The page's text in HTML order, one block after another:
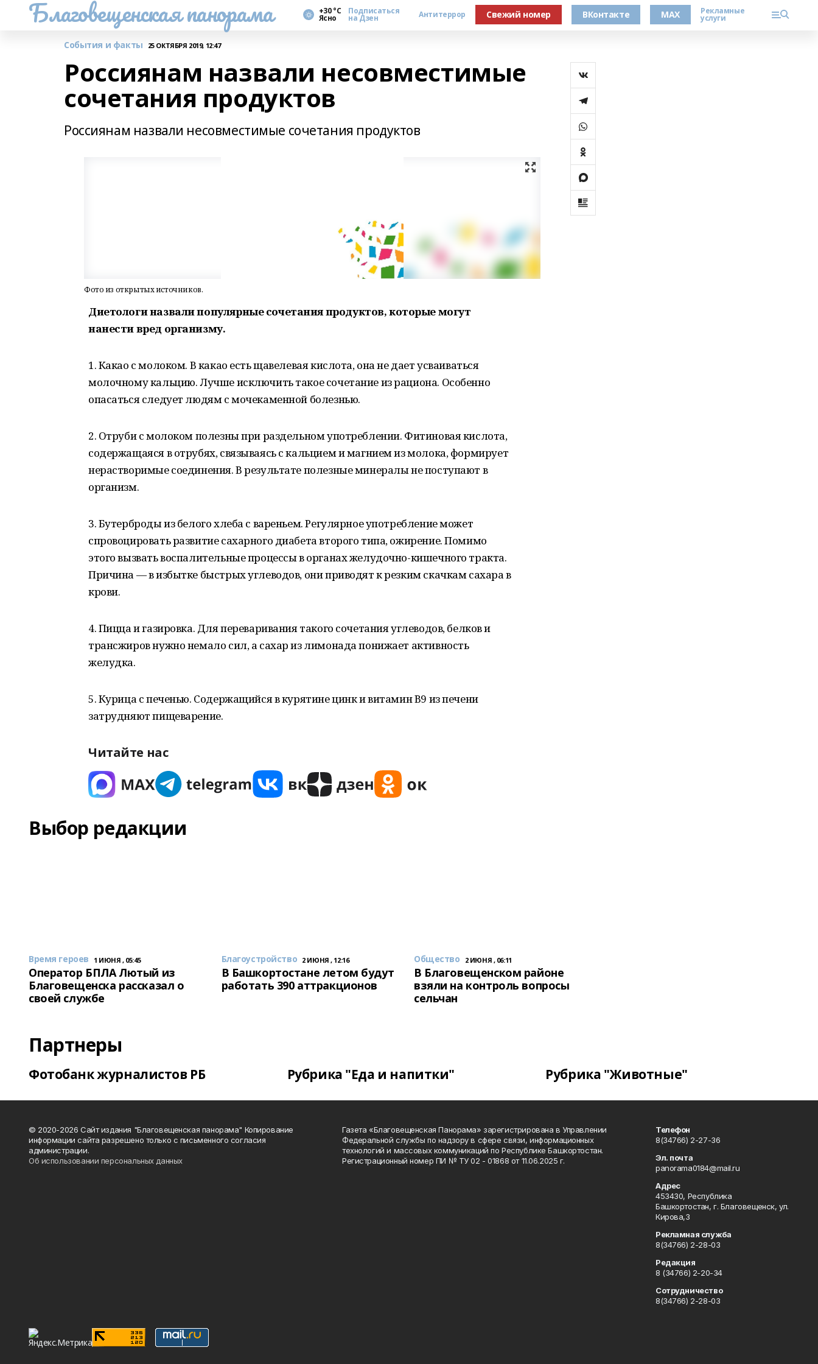
Благовещенская панорама +30 °С
Ясно
Подписаться
на Дзен Антитеррор Свежий номер ВКонтакте MAX Рекламные
услуги
События и факты 25 ОКТЯБРЯ 2019, 12:47
Россиянам назвали несовместимые
сочетания продуктов
Россиянам назвали несовместимые сочетания продуктов
Фото из открытых источников.
Диетологи назвали популярные сочетания продуктов, которые могут
нанести вред организму.
1. Какао с молоком. В какао есть щавелевая кислота, она не дает усваиваться
молочному кальцию. Лучше исключить такое сочетание из рациона. Особенно
опасаться следует людям с мочекаменной болезнью.
2. Отруби с молоком полезны при раздельном употреблении. Фитиновая кислота,
содержащаяся в отрубях, связываясь с кальцием и магнием из молока, формирует
нерастворимые соединения. В результате полезные минералы не поступают в
организм.
3. Бутерброды из белого хлеба с вареньем. Регулярное употребление может
спровоцировать развитие сахарного диабета второго типа, ожирение. Помимо
этого вызвать воспалительные процессы в органах желудочно-кишечного тракта.
Причина — в избытке быстрых углеводов, они приводят к резким скачкам сахара в
крови.
4. Пицца и газировка. Для переваривания такого сочетания углеводов, белков и
трансжиров нужно немало сил, а сахар из лимонада понижает активность
желудка.
5. Курица с печенью. Содержащийся в курятине цинк и витамин В9 из печени
затрудняют пищеварение.
Читайте нас
Выбор редакции
Время героев 1 ИЮНЯ , 05:45
Оператор БПЛА Лютый из
Благовещенска рассказал о
своей службе
Благоустройство 2 ИЮНЯ , 12:16
В Башкортостане летом будут
работать 390 аттракционов
Общество 2 ИЮНЯ , 06:11
В Благовещенском районе
взяли на контроль вопросы
сельчан
Партнеры
Фотобанк журналистов РБ Рубрика "Еда и напитки" Рубрика "Животные"
© 2020-2026 Сайт издания "Благовещенская панорама" Копирование
информации сайта разрешено только с письменного согласия
администрации.
Об использовании персональных данных
Газета «Благовещенская Панорама» зарегистрирована в Управлении
Федеральной службы по надзору в сфере связи, информационных
технологий и массовых коммуникаций по Республике Башкортостан.
Регистрационный номер ПИ № ТУ 02 - 01868 от 11.06.2025 г.
Телефон
8(34766) 2-27-36
Эл. почта
panorama0184@mail.ru
Адрес
453430, Республика
Башкортостан, г. Благовещенск, ул.
Кирова,3
Рекламная служба
8(34766) 2-28-03
Редакция
8 (34766) 2-20-34
Сотрудничество
8(34766) 2-28-03